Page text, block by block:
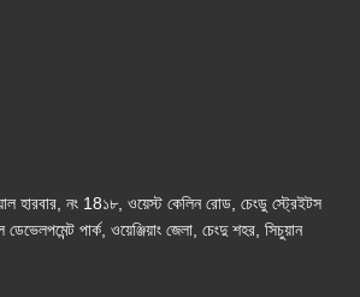
হারবার, নং 18১৮, ওয়েস্ট কেলিন রোড, চেংডু স্ট্রেইটস
ডেভেলপমেন্ট পার্ক, ওয়েঞ্জিয়াং জেলা, চেংদু শহর, সিচুয়ান